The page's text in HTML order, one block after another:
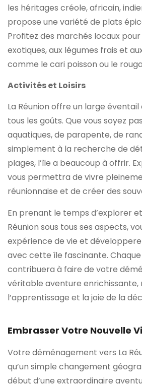
les héritages créole, africain,
propose une variété de plats
Profitez des marchés locaux
exotiques, aux légumes frais et
comme le cari poisson ou le
Activités et Loisirs
La Réunion offre un large
tous les goûts. Que vous soyez
aquatiques, de parapente, de
simplement à la recherche de
plages, l’île a beaucoup à offrir.
vous permettra de vivre
réunionnaise et de créer des
En prenant le temps d’explorer
Réunion sous tous ses aspects,
expérience de vie et
avec cette île fascinante.
contribuera à faire de votre
véritable aventure enrichissante,
l’apprentissage et la joie de la
Embrasser Votre Nouvelle
Votre déménagement vers La
qu’un simple changement
début d’une extraordinaire